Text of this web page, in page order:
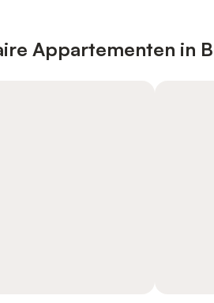
Appartementen in